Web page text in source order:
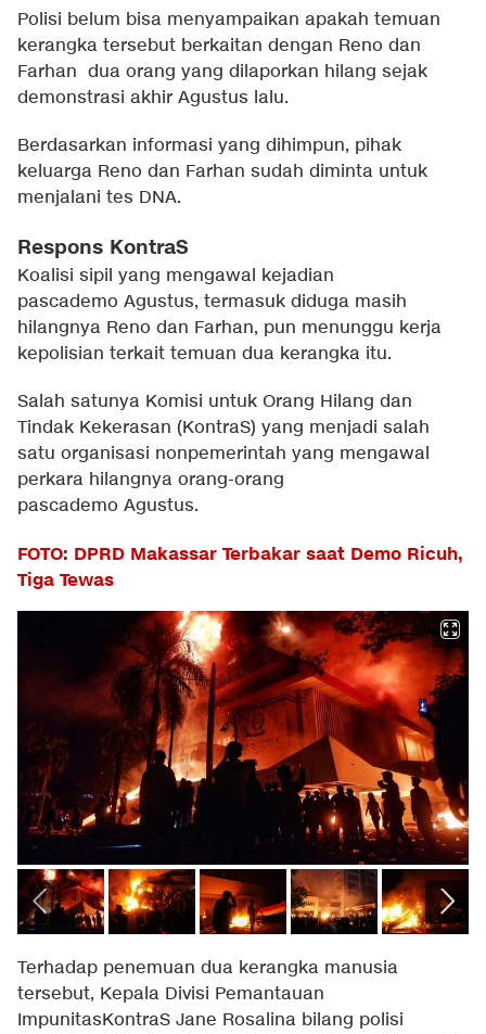
Polisi belum bisa menyampaikan apakah temuan
kerangka tersebut berkaitan dengan Reno dan
Farhan dua orang yang dilaporkan hilang sejak
demonstrasi akhir Agustus lalu.
Berdasarkan informasi yang dihimpun, pihak
keluarga Reno dan Farhan sudah diminta untuk
menjalani tes DNA.
Respons KontraS
Koalisi sipil yang mengawal kejadian
pascademo Agustus, termasuk diduga masih
hilangnya Reno dan Farhan, pun menunggu kerja
kepolisian terkait temuan dua kerangka itu.
Salah satunya Komisi untuk Orang Hilang dan
Tindak Kekerasan (KontraS) yang menjadi salah
satu organisasi nonpemerintah yang mengawal
perkara hilangnya orang-orang
pascademo Agustus.
FOTO: DPRD Makassar Terbakar saat Demo Ricuh,
Tiga Tewas
Terhadap penemuan dua kerangka manusia
tersebut, Kepala Divisi Pemantauan
ImpunitasKontraS Jane Rosalina bilang polisi